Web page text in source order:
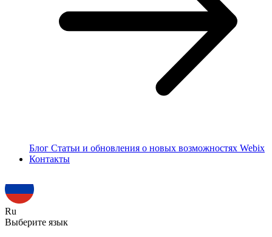
Блог Статьи и обновления о новых возможностях Webix
Контакты
Ru
Выберите язык